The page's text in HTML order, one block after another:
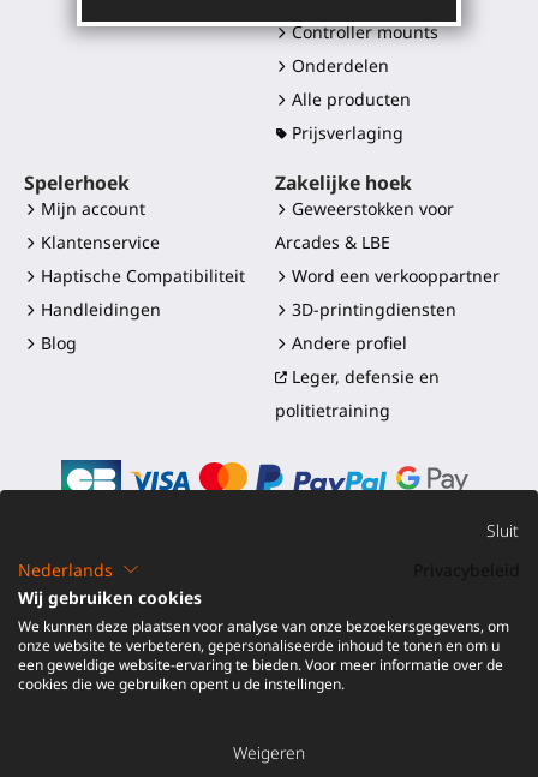
Controller mounts
Onderdelen
Alle producten
Prijsverlaging
Spelerhoek
Mijn account
Klantenservice
Haptische Compatibiliteit
Handleidingen
Blog
Zakelijke hoek
Geweerstokken voor
Arcades & LBE
Word een verkooppartner
3D-printingdiensten
Andere profiel
Leger, defensie en
politietraining
©2016-2026 - ProTubeVR™
Verzending en douanerechten
Terugbetaling
Sluit
Nederlands
Wij gebruiken cookies
We kunnen deze plaatsen voor analyse van onze bezoekersgegevens, om
onze website te verbeteren, gepersonaliseerde inhoud te tonen en om u
een geweldige website-ervaring te bieden. Voor meer informatie over de
cookies die we gebruiken opent u de instellingen.
Weigeren